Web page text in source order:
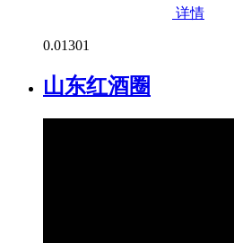
详情
0.01301
山东红酒圈